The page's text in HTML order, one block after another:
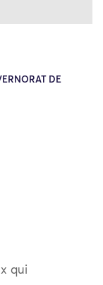
DE
qui